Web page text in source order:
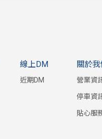
線上DM
近期DM
關於我
營業資
停車資
貼心服